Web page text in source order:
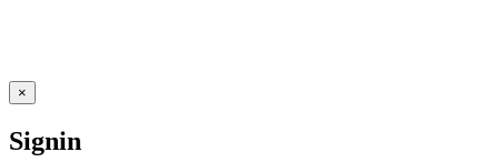
×
Signin